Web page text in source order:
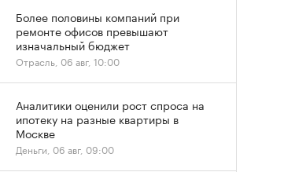
Более половины компаний при
ремонте офисов превышают
изначальный бюджет
Отрасль, 06 авг, 10:00
Аналитики оценили рост спроса на
ипотеку на разные квартиры в
Москве
Деньги, 06 авг, 09:00